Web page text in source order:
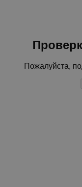
Пожалуйста,